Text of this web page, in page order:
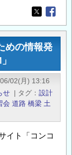
Opens in
めの情報発
02(月) 13:16
せ | タグ
設計
会 道路 橋梁 土
イト「コンコ